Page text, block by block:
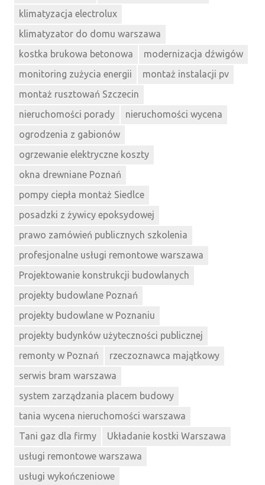
klimatyzacja electrolux
klimatyzator do domu warszawa
kostka brukowa betonowa
modernizacja dźwigów
monitoring zużycia energii
montaż instalacji pv
montaż rusztowań Szczecin
nieruchomości porady
nieruchomości wycena
ogrodzenia z gabionów
ogrzewanie elektryczne koszty
okna drewniane Poznań
pompy ciepła montaż Siedlce
posadzki z żywicy epoksydowej
prawo zamówień publicznych szkolenia
profesjonalne usługi remontowe warszawa
Projektowanie konstrukcji budowlanych
projekty budowlane Poznań
projekty budowlane w Poznaniu
projekty budynków użyteczności publicznej
remonty w Poznań
rzeczoznawca majątkowy
serwis bram warszawa
system zarządzania placem budowy
tania wycena nieruchomości warszawa
Tani gaz dla firmy
Układanie kostki Warszawa
usługi remontowe warszawa
usługi wykończeniowe